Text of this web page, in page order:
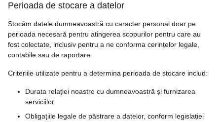
Perioada de stocare a datelor
Stocăm datele dumneavoastră cu caracter personal doar pe
perioada necesară pentru atingerea scopurilor pentru care au
fost colectate, inclusiv pentru a ne conforma cerințelor legale,
contabile sau de raportare.
Criteriile utilizate pentru a determina perioada de stocare includ:
Durata relației noastre cu dumneavoastră și furnizarea
serviciilor.
Obligațiile legale de păstrare a datelor, conform legislației